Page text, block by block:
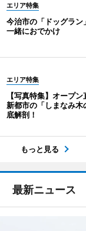
エリア特集
今治市の「ドッグラ
一緒におでかけ
エリア特集
【写真特集】オープ
新都市の「しまなみ
底解剖！
もっと見る
最新ニュース